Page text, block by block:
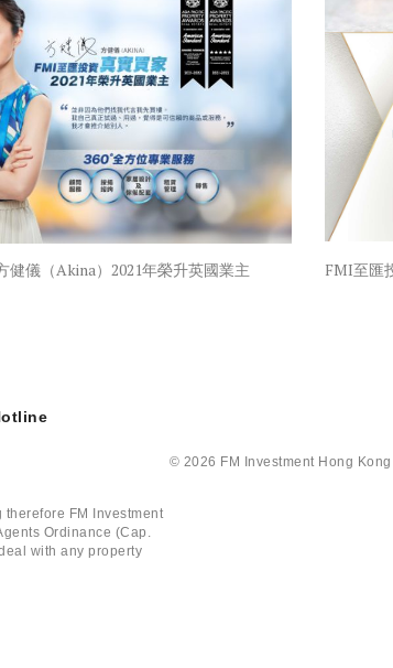
健儀（Akina）2021年榮升英國業主 FMI至匯
© 2026 FM Investment Hong
FM Investment
Ordinance (Cap.
with any property